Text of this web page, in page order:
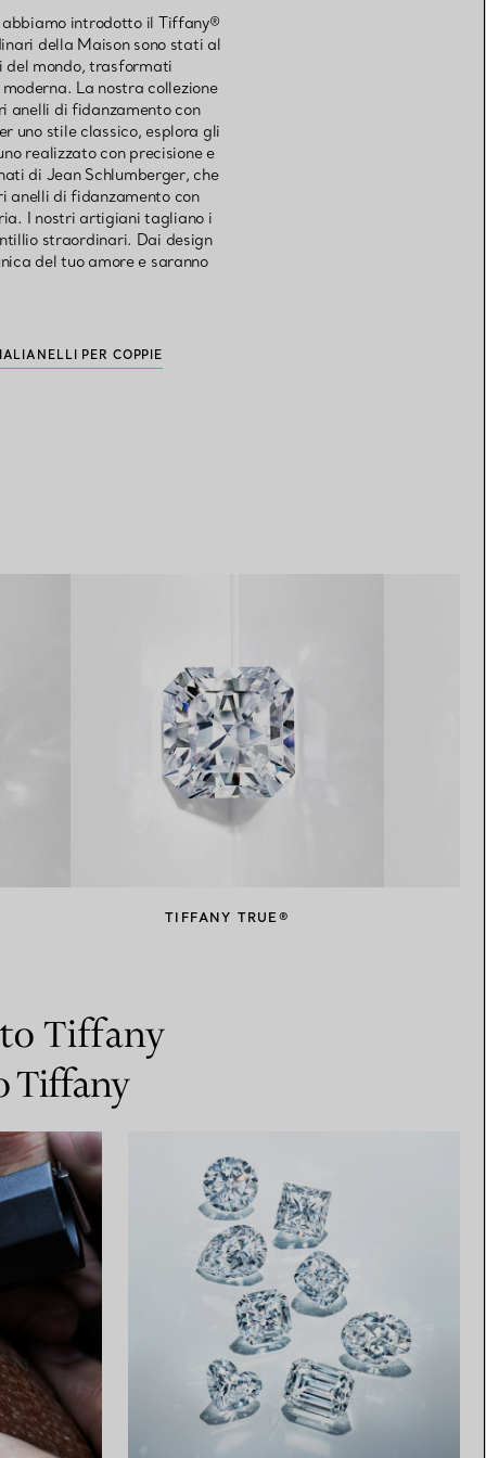
abbiamo introdotto il Tiffany®
della Maison sono stati al
del mondo, trasformati
La nostra collezione
anelli di fidanzamento con
uno stile classico, esplora gli
realizzato con precisione e
di Jean Schlumberger, che
anelli di fidanzamento con
I nostri artigiani tagliano i
straordinari. Dai design
del tuo amore e saranno
ANELLI PER COPPIE
TIFFANY TRUE®
Tiffany
Tiffany